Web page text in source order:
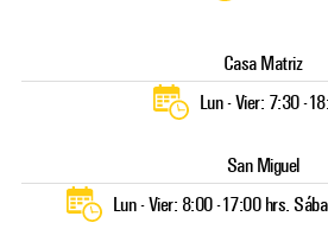
Casa Matriz
Lun - Vier: 7:30 -
San Miguel
Lun - Vier: 8:00 -17:00 hrs.